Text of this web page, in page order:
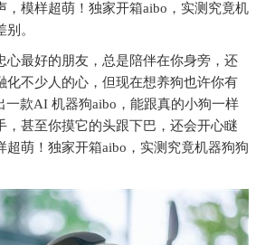
，模样超萌！独家开箱aibo，实测究竟机
。
心最好的朋友，总是陪伴在你身旁，还
化不少人的心，但现在想养狗也许你有
一款AI 机器狗aibo，能跟真的小狗一样
，甚至你摸它的头跟下巴，还会开心瞇
超萌！独家开箱aibo，实测究竟机器狗狗